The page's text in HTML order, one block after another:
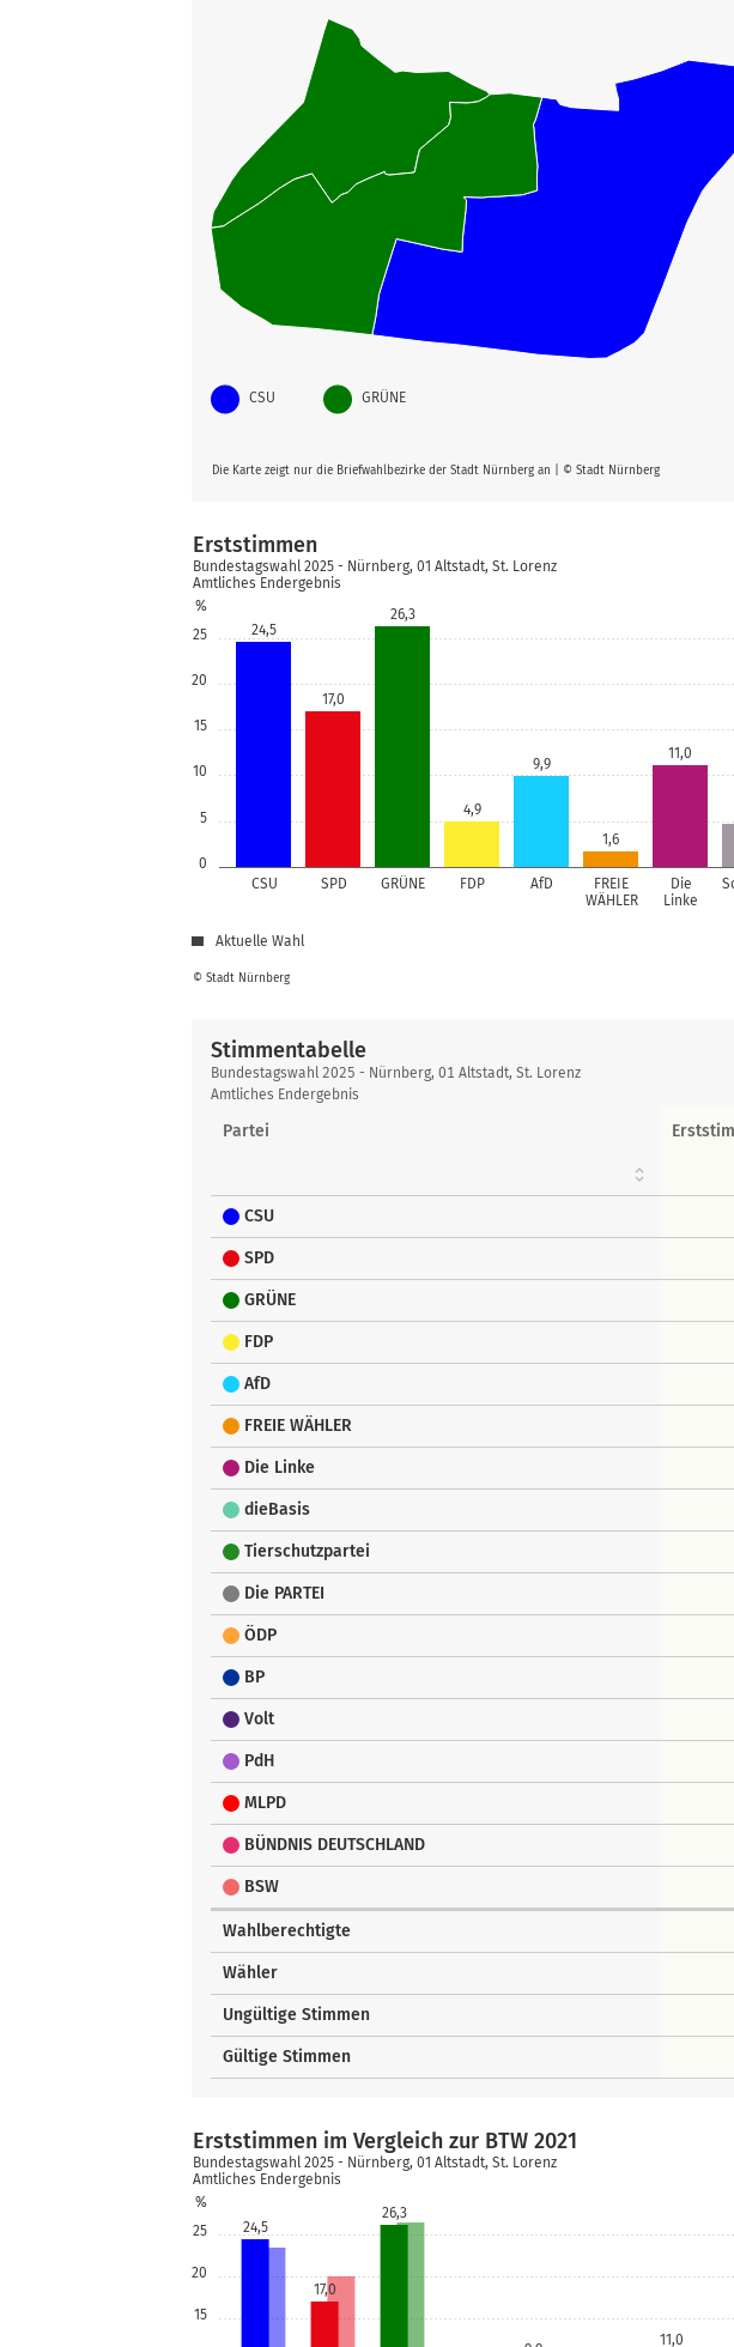
Die Karte zeigt nur die Briefwahlbezirke der Stadt Nürnberg an | © Stadt Nürnberg
CSU GRÜNE
0
5
10
15
20
25
%
CSU SPD GRÜNE FDP AfD
FREIE
WÄHLER
Die
Linke
24,5
17,0
26,3
4,9
9,9
1,6
11,0
© Stadt Nürnberg
Erststimmen
Bundestagswahl 2025 - Nürnberg, 01 Altstadt, St. Lorenz
Amtliches Endergebnis
Aktuelle Wahl
Stimmentabelle
Stimmentabelle
Bundestagswahl 2025 - Nürnberg, 01 Altstadt, St. Lorenz
Amtliches Endergebnis
Partei
CSU
SPD
GRÜNE
FDP
AfD
FREIE WÄHLER
Die Linke
dieBasis
Tierschutzpartei
Die PARTEI
ÖDP
BP
Volt
PdH
MLPD
BÜNDNIS DEUTSCHLAND
BSW
Wahlberechtigte
Wähler
Ungültige Stimmen
Gültige Stimmen
15
20
25
%
24,5
17,0
26,3
11,0
Erststimmen im Vergleich zur BTW 2021
Bundestagswahl 2025 - Nürnberg, 01 Altstadt, St. Lorenz
Amtliches Endergebnis